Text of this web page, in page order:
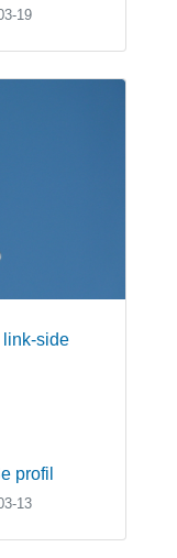
19
link-side
profil
13